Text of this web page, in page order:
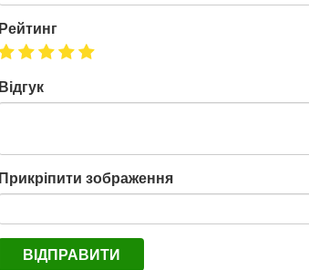
Рейтинг
Відгук
Прикріпити зображення
ВІДПРАВИТИ